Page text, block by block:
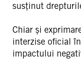
susținut
Chiar și
interzise oficial
impactului